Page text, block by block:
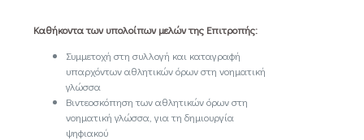
Καθήκοντα των υπολοίπων μελών της Επιτροπής:
Συμμετοχή στη συλλογή και καταγραφή
υπαρχόντων αθλητικών όρων στη νοηματική
γλώσσα
Βιντεοσκόπηση των αθλητικών όρων στη
νοηματική γλώσσα, για τη δημιουργία
ψηφιακού